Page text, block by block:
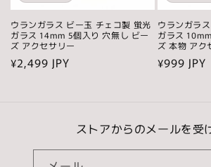
ウランガラス ビー玉 チェコ製 蛍光
ガラス 14mm 5個入り 穴無し ビー
ズ アクセサリー
通
¥2,499 JPY
ウランガラ
ガラス
ズ 本物 アク
通
¥999 JPY
ストアからのメールを受